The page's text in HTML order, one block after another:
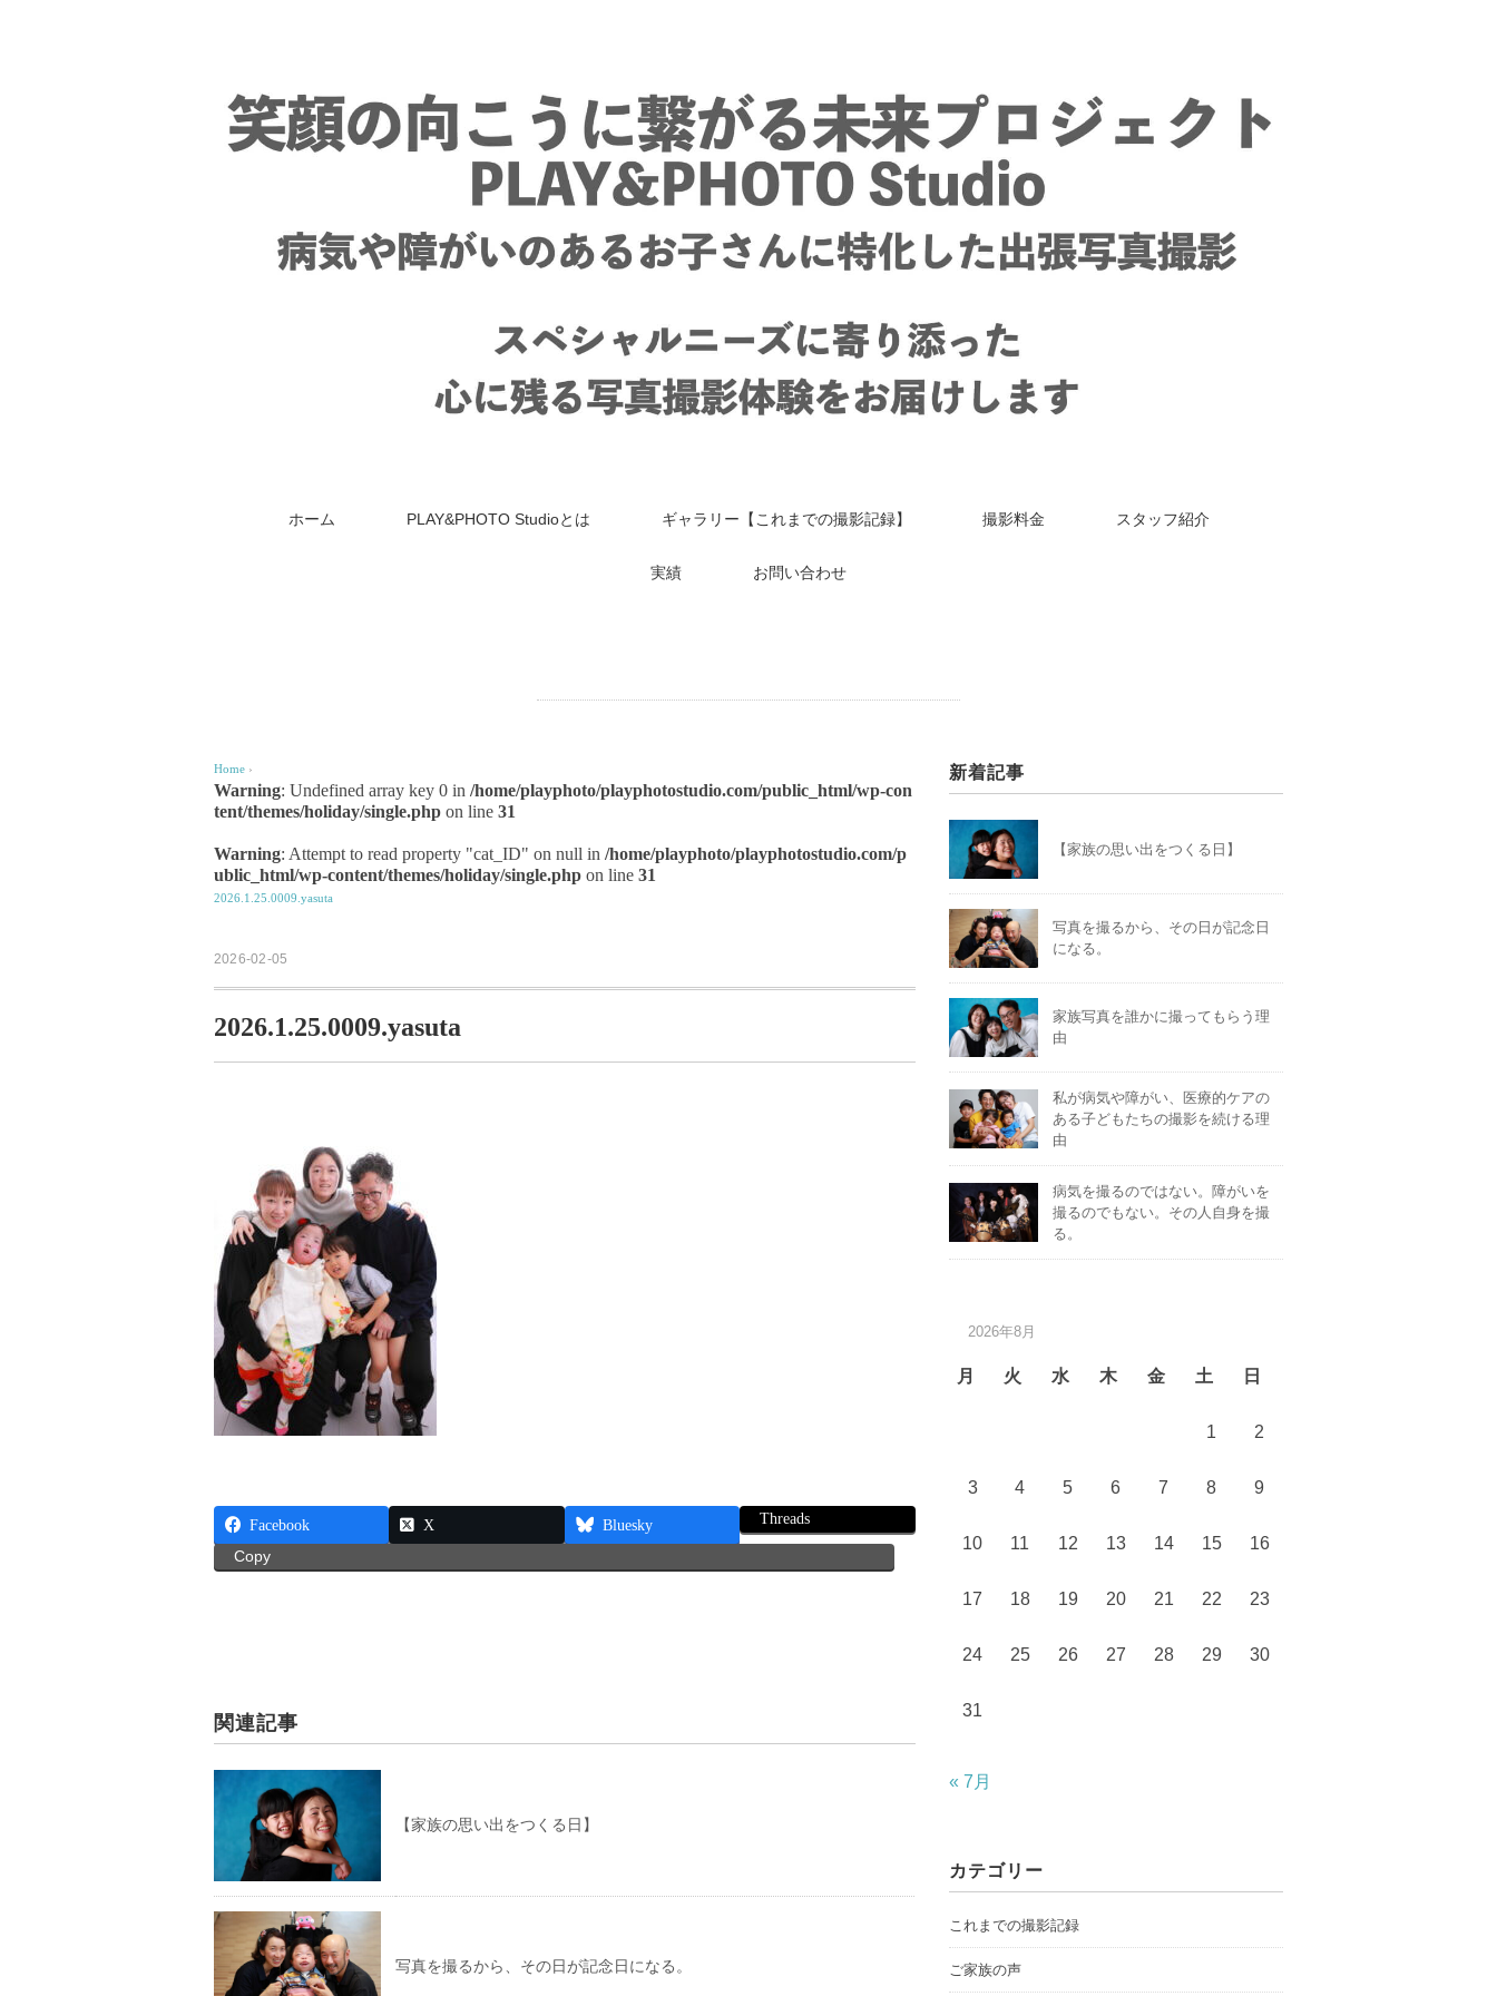
ホーム PLAY&PHOTO Studioとは ギャラリー【これまでの撮影記録】 撮影料金 スタッフ紹介
実績 お問い合わせ
Home ›
Warning: Undefined array key 0 in /home/playphoto/playphotostudio.com/public_html/wp-con
tent/themes/holiday/single.php on line 31
Warning: Attempt to read property "cat_ID" on null in /home/playphoto/playphotostudio.com/p
ublic_html/wp-content/themes/holiday/single.php on line 31
2026.1.25.0009.yasuta
2026-02-05
2026.1.25.0009.yasuta
Facebook X Bluesky Threads
Copy
関連記事
【家族の思い出をつくる日】
写真を撮るから、その日が記念日になる。
新着記事
【家族の思い出をつくる日】
写真を撮るから、その日が記念日
になる。
家族写真を誰かに撮ってもらう理
由
私が病気や障がい、医療的ケアの
ある子どもたちの撮影を続ける理
由
病気を撮るのではない。障がいを
撮るのでもない。その人自身を撮
る。
2026年8月
月 火 水 木 金 土 日
1 2
3 4 5 6 7 8 9
10 11 12 13 14 15 16
17 18 19 20 21 22 23
24 25 26 27 28 29 30
31
« 7月
カテゴリー
これまでの撮影記録
ご家族の声